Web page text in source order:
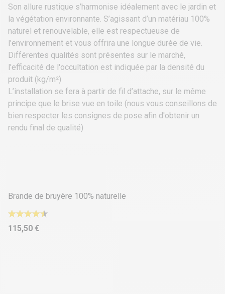
Son allure rustique s’harmonise idéalement avec le jardin et
la végétation environnante. S’agissant d’un matériau 100%
naturel et renouvelable, elle est respectueuse de
l’environnement et vous offrira une longue durée de vie.
Différentes qualités sont présentes sur le marché,
l'efficacité de l'occultation est indiquée par la densité du
produit (kg/m²)
L’installation se fera à partir de fil d’attache, sur le même
principe que le brise vue en toile (nous vous conseillons de
bien respecter les consignes de pose afin d'obtenir un
rendu final de qualité)
Brande de bruyère 100% naturelle
115,50 €